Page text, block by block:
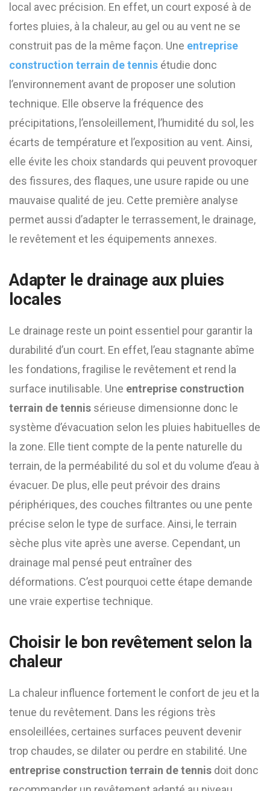
local avec précision. En effet, un court exposé à de
fortes pluies, à la chaleur, au gel ou au vent ne se
construit pas de la même façon. Une entreprise
construction terrain de tennis étudie donc
l’environnement avant de proposer une solution
technique. Elle observe la fréquence des
précipitations, l’ensoleillement, l’humidité du sol, les
écarts de température et l’exposition au vent. Ainsi,
elle évite les choix standards qui peuvent provoquer
des fissures, des flaques, une usure rapide ou une
mauvaise qualité de jeu. Cette première analyse
permet aussi d’adapter le terrassement, le drainage,
le revêtement et les équipements annexes.
Adapter le drainage aux pluies
locales
Le drainage reste un point essentiel pour garantir la
durabilité d’un court. En effet, l’eau stagnante abîme
les fondations, fragilise le revêtement et rend la
surface inutilisable. Une entreprise construction
terrain de tennis sérieuse dimensionne donc le
système d’évacuation selon les pluies habituelles de
la zone. Elle tient compte de la pente naturelle du
terrain, de la perméabilité du sol et du volume d’eau à
évacuer. De plus, elle peut prévoir des drains
périphériques, des couches filtrantes ou une pente
précise selon le type de surface. Ainsi, le terrain
sèche plus vite après une averse. Cependant, un
drainage mal pensé peut entraîner des
déformations. C’est pourquoi cette étape demande
une vraie expertise technique.
Choisir le bon revêtement selon la
chaleur
La chaleur influence fortement le confort de jeu et la
tenue du revêtement. Dans les régions très
ensoleillées, certaines surfaces peuvent devenir
trop chaudes, se dilater ou perdre en stabilité. Une
entreprise construction terrain de tennis doit donc